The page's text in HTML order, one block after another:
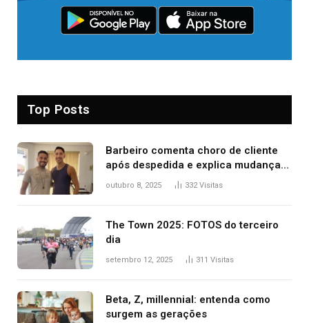
Top Posts
Barbeiro comenta choro de cliente
após despedida e explica mudança
para o TO: ‘Não esperava atingir
outubro 8, 2025 332Visitas
The Town 2025: FOTOS do terceiro
dia
setembro 12, 2025 311 Visitas
Beta, Z, millennial: entenda como
surgem as gerações